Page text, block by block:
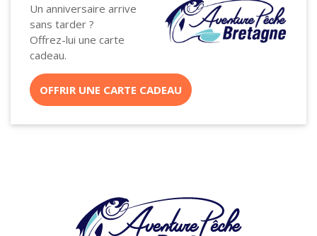
Un anniversaire arrive
sans tarder ?
Offrez-lui une carte
cadeau.
OFFRIR UNE CARTE CADEAU